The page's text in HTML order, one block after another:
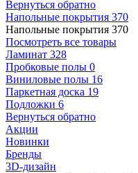
Вернуться обратно
Напольные покрытия 370
Напольные покрытия 370
Посмотреть все товары
Ламинат 328
Пробковые полы 0
Виниловые полы 16
Паркетная доска 19
Подложки 6
Вернуться обратно
Акции
Новинки
Бренды
3D-дизайн